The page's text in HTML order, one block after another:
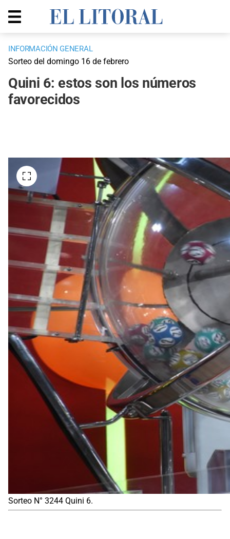
INFORMACIÓN GENERAL
Sorteo del domingo 16 de febrero
Quini 6: estos son los números
favorecidos
Sorteo N° 3244 Quini 6.